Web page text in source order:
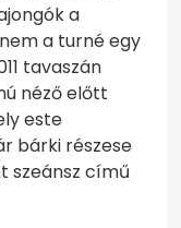
a
a turné egy
tavaszán
néző előtt
este
bárki részese
szeánsz című